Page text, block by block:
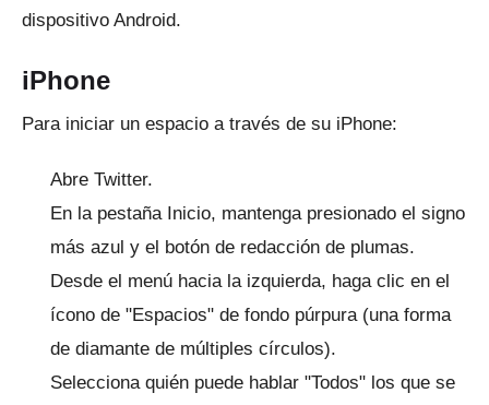
dispositivo Android.
iPhone
Para iniciar un espacio a través de su iPhone:
Abre Twitter.
En la pestaña Inicio, mantenga presionado el signo
más azul y el botón de redacción de plumas.
Desde el menú hacia la izquierda, haga clic en el
ícono de "Espacios" de fondo púrpura (una forma
de diamante de múltiples círculos).
Selecciona quién puede hablar "Todos" los que se